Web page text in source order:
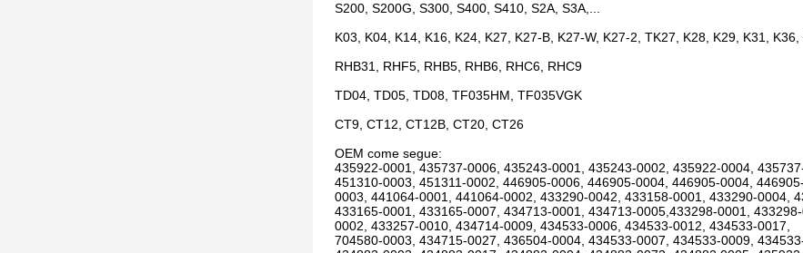
S200, S200G, S300, S400, S410, S2A, S3A,...
K03, K04, K14, K16, K24, K27, K27-B, K27-W, K27-2, TK27, K28, K29, K31, K36,
RHB31, RHF5, RHB5, RHB6, RHC6, RHC9
TD04, TD05, TD08, TF035HM, TF035VGK
CT9, CT12, CT12B, CT20, CT26
OEM come segue:
435922-0001, 435737-0006, 435243-0001, 435243-0002, 435922-0004,
451310-0003, 451311-0002, 446905-0006, 446905-0004, 446905-0004,
0003, 441064-0001, 441064-0002, 433290-0042, 433158-0001, 433290-0004,
433165-0001, 433165-0007, 434713-0001, 434713-0005,433298-0001,
0002, 433257-0010, 434714-0009, 434533-0006, 434533-0012, 434533-0017,
704580-0003, 434715-0027, 436504-0004, 434533-0007, 434533-0009,